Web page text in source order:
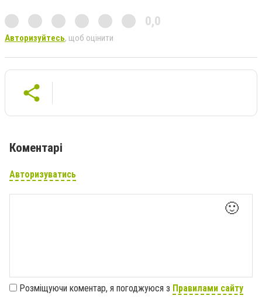
0,0
Авторизуйтесь, щоб оцінити
Коментарі
Авторизуватись
🙂
Розміщуючи коментар, я погоджуюся з Правилами сайту